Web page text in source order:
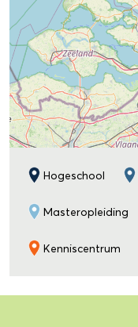
Hogeschool
Masteropleiding
Kenniscentrum